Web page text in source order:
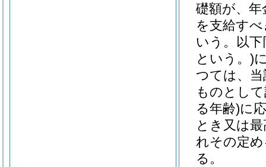
礎額が、
を支給す
いう。以下
という。)
つては、
ものとし
る年齢)に
とき又は
れその定
る。